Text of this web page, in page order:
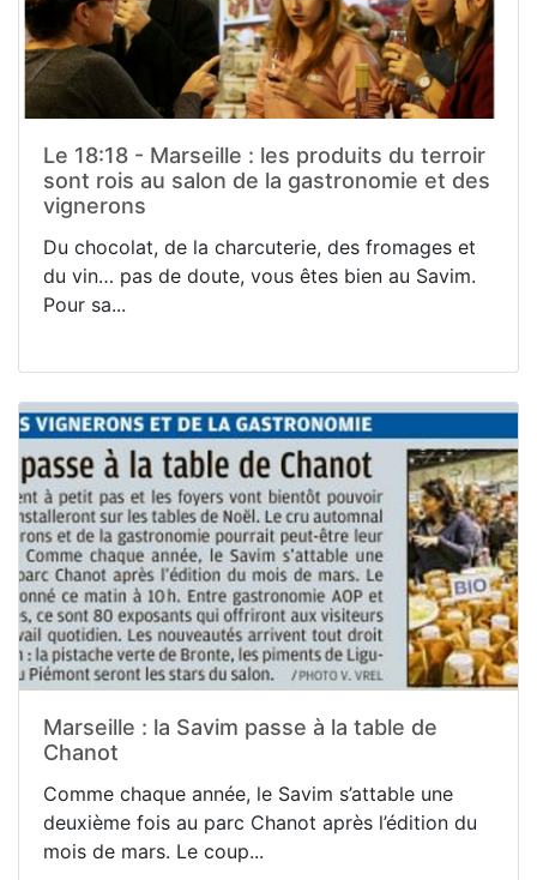
Le 18:18 - Marseille : les produits du terroir
sont rois au salon de la gastronomie et des
vignerons
Du chocolat, de la charcuterie, des fromages et
du vin… pas de doute, vous êtes bien au Savim.
Pour sa...
Marseille : la Savim passe à la table de
Chanot
Comme chaque année, le Savim s’attable une
deuxième fois au parc Chanot après l’édition du
mois de mars. Le coup...